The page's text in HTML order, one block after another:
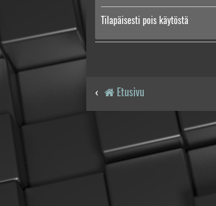
Tilapäisesti pois käytöstä
Etusivu